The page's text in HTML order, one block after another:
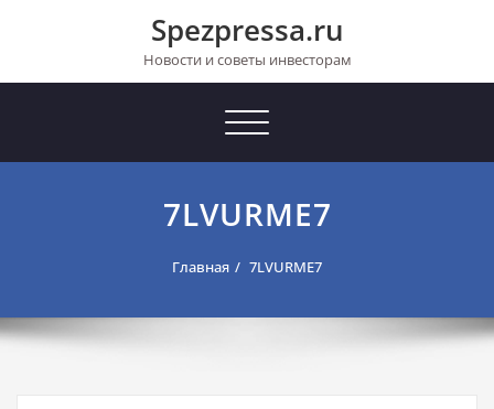
Spezpressa.ru
Новости и советы инвесторам
Toggle
7LVURME7
Главная 7LVURME7